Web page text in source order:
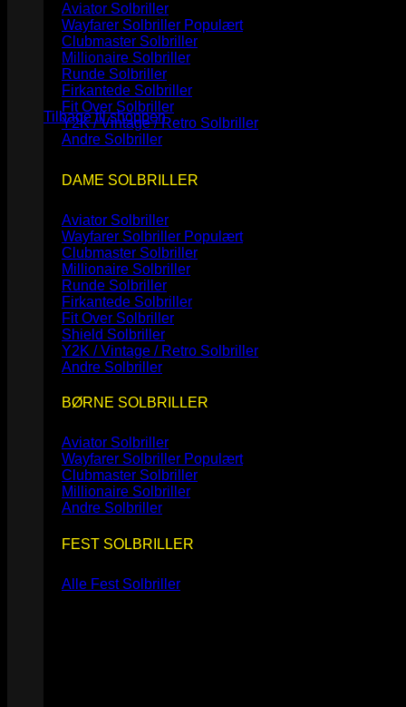
Ingen varer i kurven.
Tilbage til shoppen
Aviator Solbriller
Wayfarer Solbriller
Clubmaster Solbriller
Millionaire Solbriller
Runde Solbriller
Firkantede Solbriller
Fit Over Solbriller
Y2K / Vintage / Retro Solbriller
Andre Solbriller
DAME SOLBRILLER
Aviator Solbriller
Wayfarer Solbriller
Clubmaster Solbriller
Millionaire Solbriller
Runde Solbriller
Firkantede Solbriller
Fit Over Solbriller
Shield Solbriller
Y2K / Vintage / Retro Solbriller
Andre Solbriller
BØRNE SOLBRILLER
Aviator Solbriller
Wayfarer Solbriller
Clubmaster Solbriller
Millionaire Solbriller
Andre Solbriller
FEST SOLBRILLER
Alle Fest Solbriller